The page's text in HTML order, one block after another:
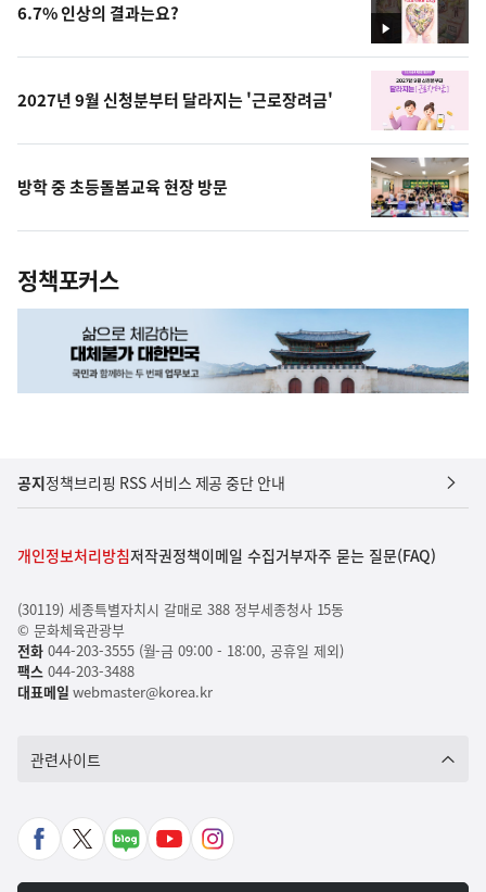
영
상
6.7% 인상의 결과는요?
2027년 9월 신청분부터 달라지는 '근로장려금'
방학 중 초등돌봄교육 현장 방문
정책포커스
공지정책브리핑 RSS 서비스 제공 중단 안내
개인정보처리방침저작권정책이메일 수집거부자주 묻는 질문(FAQ)
(30119) 세종특별자치시 갈매로 388 정부세종청사 15동
© 문화체육관광부
전화044-203-3555 (월-금 09:00 - 18:00, 공휴일 제외)
팩스044-203-3488
대표메일 webmaster@korea.kr
관련사이트
페
X
네
유
인